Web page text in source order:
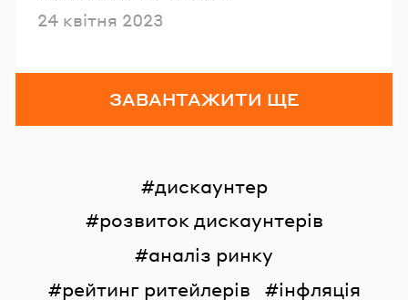
Опубліковано
24 квітня 2023
ЗАВАНТАЖИТИ ЩЕ
дискаунтер
розвиток дискаунтерів
аналіз ринку
рейтинг ритейлерів
інфляція